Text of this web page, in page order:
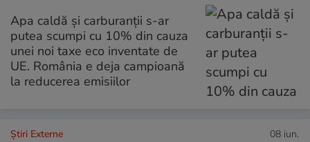
Apa caldă și carburanții s-ar
putea scumpi cu 10% din cauza
unei noi taxe eco inventate de
UE. România e deja campioană
la reducerea emisiilor
Știri Externe 08 iun.